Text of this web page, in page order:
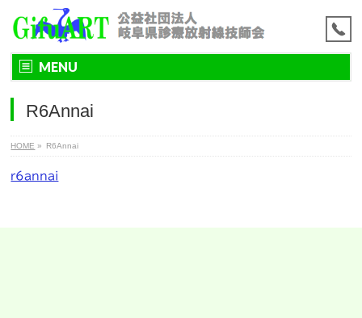
MENU
R6Annai
HOME » R6Annai
r6annai